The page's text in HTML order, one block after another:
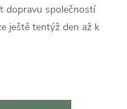
dopravu společností
ještě tentýž den až k